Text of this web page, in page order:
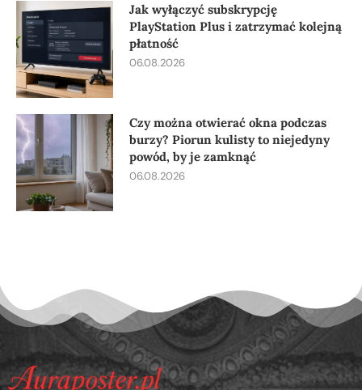
Jak wyłączyć subskrypcję
PlayStation Plus i zatrzymać kolejną
płatność
06.08.2026
Czy można otwierać okna podczas
burzy? Piorun kulisty to niejedyny
powód, by je zamknąć
06.08.2026